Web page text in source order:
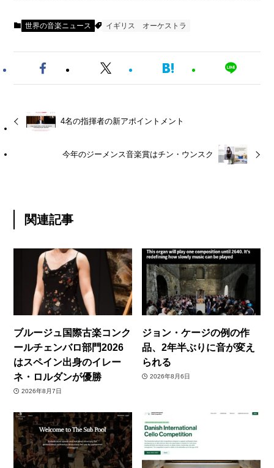
世界の音楽ニュース イギリス オーケストラ
4名の指揮者の新アポイントメント
今年のジーメンス音楽賞はチン・ウンスク
関連記事
ブルージュ国際古楽コンク
ールチェンバロ部門2026
はスペイン出身のイレー
ネ・ロルダンが優勝
2026年8月7日
ジョン・ケージの例の作
品、2年半ぶりに音が変え
られる
2026年8月6日